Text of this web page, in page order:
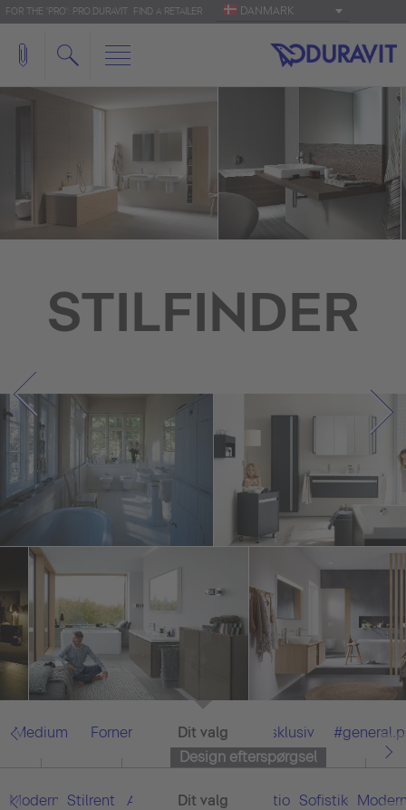
FOR THE 'PRO': PRO.DURAVIT FIND A RETAILER DANMARK
STILFINDER
Medium Fornemme Alle Eksklusiv
Design efterspørgsel
Dit valg
Moderne Stilrent Asian Alle FunktionelSofistikeret
Dit valg